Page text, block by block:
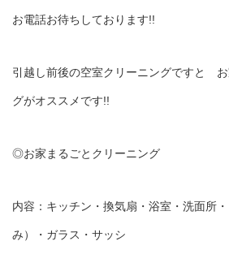
お電話お待ちしております!!
引越し前後の空室クリーニングですと
グがオススメです!!
◎お家まるごとクリーニング
内容：キッチン・換気扇・浴室・洗面所
み）・ガラス・サッシ